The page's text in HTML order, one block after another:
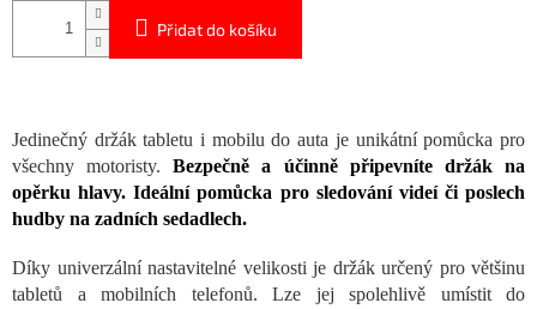
Přidat do košíku
Jedinečný držák tabletu i mobilu do auta je unikátní pomůcka pro
všechny motoristy.Bezpečně a účinně připevníte držák na
opěrku hlavy. Ideální pomůcka pro sledování videí či poslech
hudby na zadních sedadlech.
Díky univerzální nastavitelné velikosti je držák určený pro většinu
tabletů a mobilních telefonů. Lze jej spolehlivě umístit do